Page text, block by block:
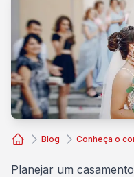
Blog
Planejar um casamento